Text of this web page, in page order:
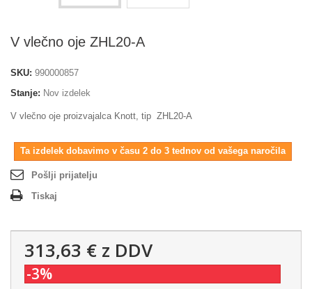
V vlečno oje ZHL20-A
SKU: 990000857
Stanje: Nov izdelek
V vlečno oje proizvajalca Knott, tip ZHL20-A
Ta izdelek dobavimo v času 2 do 3 tednov od vašega naročila
Pošlji prijatelju
Tiskaj
313,63 € z DDV
-3%